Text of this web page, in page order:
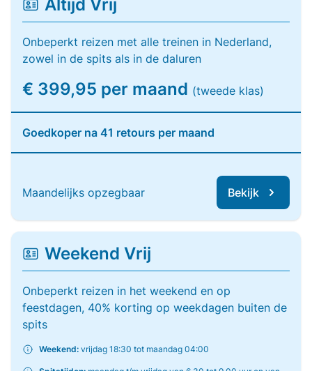
Altijd Vrij
Onbeperkt reizen met alle treinen in Nederland,
zowel in de spits als in de daluren
€ 399,95 per maand (tweede klas)
Goedkoper na 41 retours per maand
Maandelijks opzegbaar Bekijk
Weekend Vrij
Onbeperkt reizen in het weekend en op
feestdagen, 40% korting op weekdagen buiten de
spits
Weekend: vrijdag 18:30 tot maandag 04:00